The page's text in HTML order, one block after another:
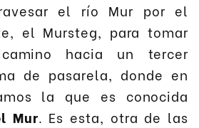
el río Mur por el
el Mursteg, para tomar
hacia un tercer
de pasarela, donde en
la que es conocida
Mur. Es esta, otra de las